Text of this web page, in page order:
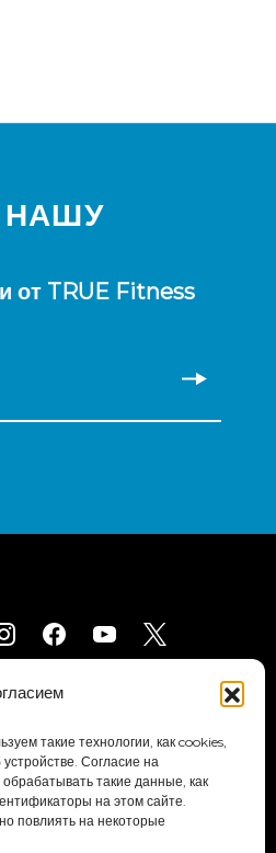
такие технологии, как cookies,
Согласие на
такие данные, как
на этом сайте.
повлиять на некоторые
НАШУ
от TRUE Fitness
о доступности